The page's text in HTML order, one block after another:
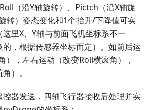
（沿Y轴旋转）、Pictch（沿X轴旋
转）姿态变化和1个抬升/下降值可实
里X、Y轴与前面飞机坐标系不一
，根据传感器坐标而定）。如前后运
），左右运动（改变Roll横滚角），
）。
器发送，四轴飞行器接收后处理并实